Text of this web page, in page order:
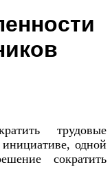
трудовые
одной
сократить